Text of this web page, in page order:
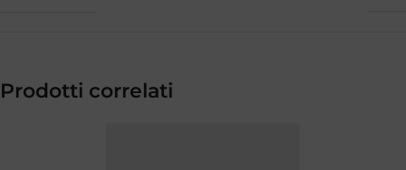
Prodotti correlati